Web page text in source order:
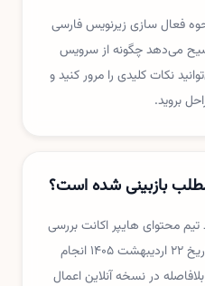
فعال سازی زیرنویس فارسی
می‌دهد چگونه از سرویس
نکات کلیدی را مرور کنید و
بروید.
بازبینی شده است؟
محتوای هایپر اکانت بررسی
می‌شود و آخرین بازبینی آن در تاریخ ۲۲ اردیبهشت ۱۴۰۵ انجام
در نسخه آنلاین اعمال